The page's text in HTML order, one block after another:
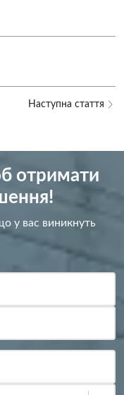
Наступна стаття
отримати
у вас виникнуть